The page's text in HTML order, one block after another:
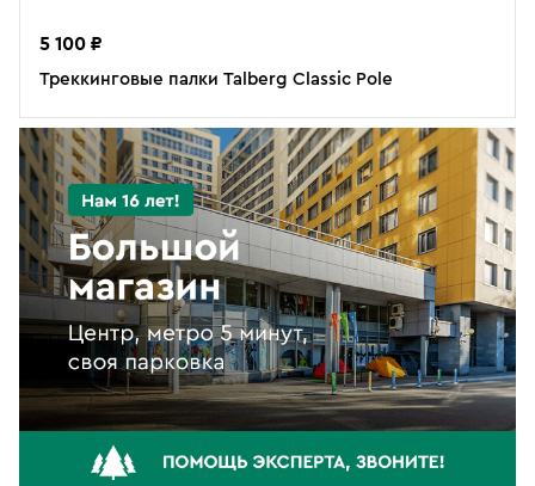
5 100 ₽
Треккинговые палки Talberg Classic Pole